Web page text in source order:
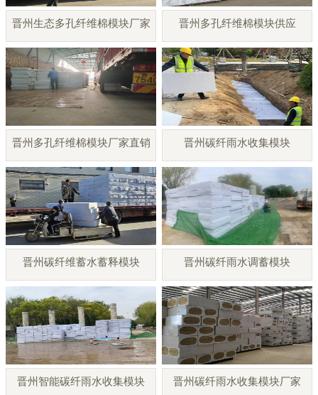
晋州生态多孔纤维棉模块厂家 晋州多孔纤维棉模块供应
晋州多孔纤维棉模块厂家直销 晋州碳纤雨水收集模块
晋州碳纤维蓄水蓄释模块 晋州碳纤雨水调蓄模块
晋州智能碳纤雨水收集模块 晋州碳纤雨水收集模块厂家